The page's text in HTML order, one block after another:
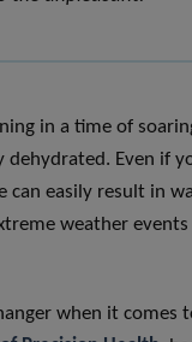
in a time of
dehydrated. Even if
easily result in
weather
when it comes